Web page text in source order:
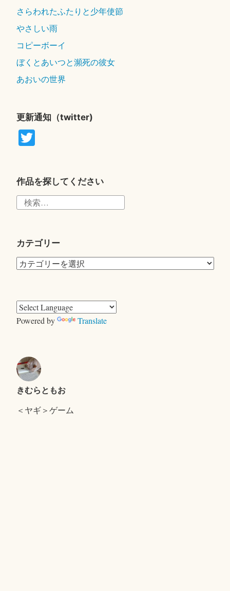
さらわれたふたりと少年使節
やさしい雨
コピーボーイ
ぼくとあいつと瀕死の彼女
あおいの世界
更新通知（twitter)
T
r
作品を探してください
カテゴリー
カ
リ
ー
Powered by Translate
きむらともお
＜ヤギ＞ゲーム